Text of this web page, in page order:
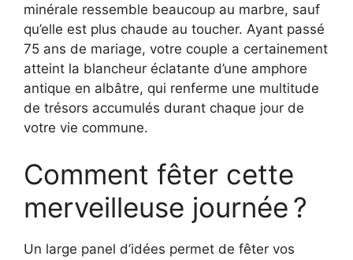
minérale ressemble beaucoup au marbre, sauf
qu’elle est plus chaude au toucher. Ayant passé
75 ans de mariage, votre couple a certainement
atteint la blancheur éclatante d’une amphore
antique en albâtre, qui renferme une multitude
de trésors accumulés durant chaque jour de
votre vie commune.
Comment fêter cette
merveilleuse journée ?
Un large panel d’idées permet de fêter vos